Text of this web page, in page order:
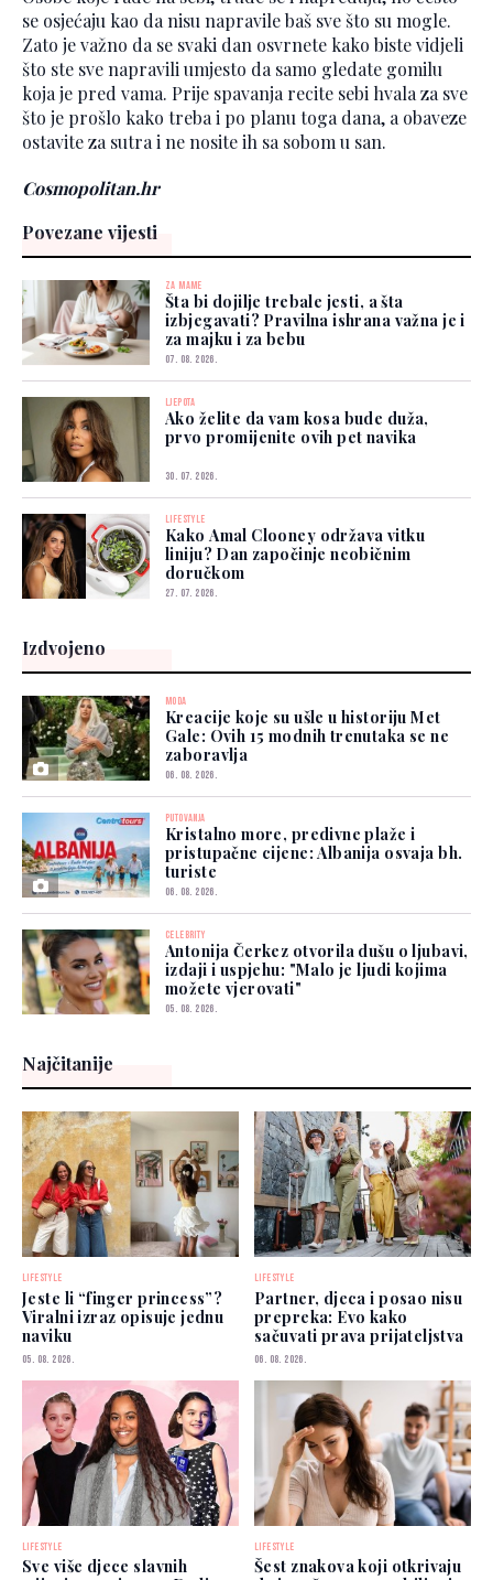
se osjećaju kao da nisu napravile baš sve što su mogle.
Zato je važno da se svaki dan osvrnete kako biste vidjeli
što ste sve napravili umjesto da samo gledate gomilu
koja je pred vama. Prije spavanja recite sebi hvala za sve
što je prošlo kako treba i po planu toga dana, a obaveze
ostavite za sutra i ne nosite ih sa sobom u san.
Cosmopolitan.hr
Povezane vijesti
ZA MAME
Šta bi dojilje trebale jesti, a šta
izbjegavati? Pravilna ishrana važna je i
za majku i za bebu
07. 08. 2026.
LJEPOTA
Ako želite da vam kosa bude duža,
prvo promijenite ovih pet navika
30. 07. 2026.
LIFESTYLE
Kako Amal Clooney održava vitku
liniju? Dan započinje neobičnim
doručkom
27. 07. 2026.
Izdvojeno
MODA
Kreacije koje su ušle u historiju Met
Gale: Ovih 15 modnih trenutaka se ne
zaboravlja
06. 08. 2026.
PUTOVANJA
Kristalno more, predivne plaže i
pristupačne cijene: Albanija osvaja bh.
turiste
06. 08. 2026.
CELEBRITY
Antonija Čerkez otvorila dušu o ljubavi,
izdaji i uspjehu: "Malo je ljudi kojima
možete vjerovati"
05. 08. 2026.
Najčitanije
LIFESTYLE
Jeste li “finger princess”?
Viralni izraz opisuje jednu
naviku
05. 08. 2026.
LIFESTYLE
Partner, djeca i posao nisu
prepreka: Evo kako
sačuvati prava prijateljstva
06. 08. 2026.
LIFESTYLE
Sve više djece slavnih
LIFESTYLE
Šest znakova koji otkrivaju